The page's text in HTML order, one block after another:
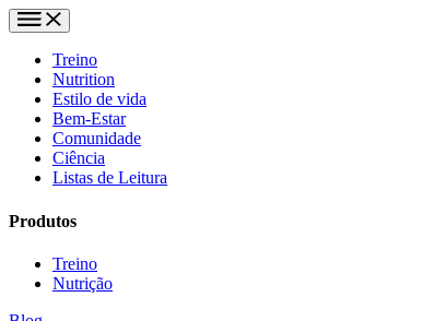
Treino
Nutrition
Estilo de vida
Bem-Estar
Comunidade
Ciência
Listas de Leitura
Produtos
Treino
Nutrição